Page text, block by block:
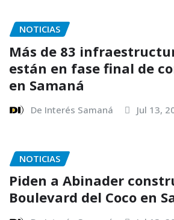
NOTICIAS
Más de 83
están en fase final de
en Samaná
De Interés Samaná Jul 13,
NOTICIAS
Piden a Abinader
Boulevard del Coco en